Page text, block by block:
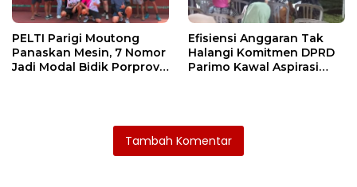
PELTI Parigi Moutong
Panaskan Mesin, 7 Nomor
Jadi Modal Bidik Porprov
Efisiensi Anggaran Tak
Halangi Komitmen DPRD
Parimo Kawal Aspirasi
Tambah Komentar